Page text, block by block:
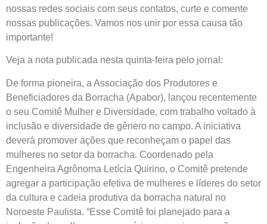
nossas redes sociais com seus contatos, curte e comente
nossas publicações. Vamos nos unir por essa causa tão
importante!
Veja a nota publicada nesta quinta-feira pelo jornal:
De forma pioneira, a Associação dos Produtores e
Beneficiadores da Borracha (Apabor), lançou recentemente
o seu Comitê Mulher e Diversidade, com trabalho voltado à
inclusão e diversidade de gênero no campo. A iniciativa
deverá promover ações que reconheçam o papel das
mulheres no setor da borracha. Coordenado pela
Engenheira Agrônoma Letícia Quirino, o Comitê pretende
agregar a participação efetiva de mulheres e líderes do setor
da cultura e cadeia produtiva da borracha natural no
Noroeste Paulista. “Esse Comitê foi planejado para a